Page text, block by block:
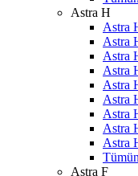
Astra H
Astra
Astra
Astra
Astra
Astra
Astra
Astra
Astra
Astra
Astra F